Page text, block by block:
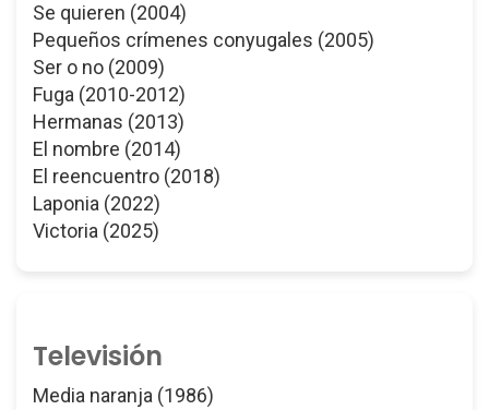
Se quieren (2004)
Pequeños crímenes conyugales (2005)
Ser o no (2009)
Fuga (2010-2012)
Hermanas (2013)
El nombre (2014)
El reencuentro (2018)
Laponia (2022)
Victoria (2025)
Televisión
Media naranja (1986)